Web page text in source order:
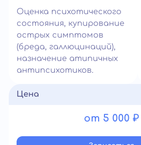
Оценка психотического
состояния, купирование
острых симптомов
(бреда, галлюцинаций),
назначение атипичных
антипсихотиков.
Цена
от 5 000 ₽